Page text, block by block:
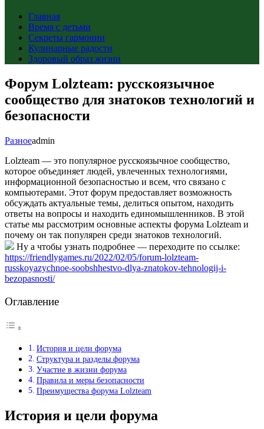
Главная
Время с детьми
Секреты гармонии
Кулинарные радости
Здоровый образ жизни
Форум Lolzteam: русскоязычное
сообщество для знатоков технологий и
безопасности
Разноеadmin
Lolzteam — это популярное русскоязычное сообщество,
которое объединяет людей, увлеченных технологиями,
информационной безопасностью и всем, что связано с
компьютерами. Этот форум предоставляет возможность
обсуждать актуальные темы, делиться опытом, находить
ответы на вопросы и находить единомышленников. В этой
статье мы рассмотрим основные аспекты форума Lolzteam и
почему он так популярен среди знатоков технологий.
Ну а чтобы узнать подробнее — переходите по ссылке:
https://friendlygames.ru/2022/02/05/forum-lolzteam-
russkoyazychnoe-soobshhestvo-dlya-znatokov-tehnologij-i-
bezopasnosti/
Оглавление
История и цели форума
Структура и разделы форума
Участие в жизни форума
Правила и меры безопасности
Преимущества форума Lolzteam
История и цели форума